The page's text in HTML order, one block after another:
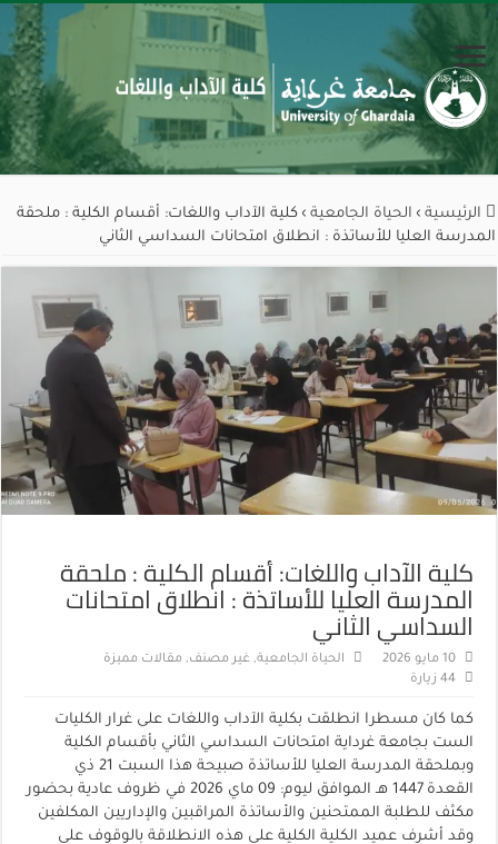
الرئيسية › الحياة الجامعية › كلية الآداب واللغات: أقسام الكلية : ملحقة
المدرسة العليا للأساتذة : انطلاق امتحانات السداسي الثاني
كلية الآداب واللغات: أقسام الكلية : ملحقة
المدرسة العليا للأساتذة : انطلاق امتحانات
السداسي الثاني
10 مايو 2026 الحياة الجامعية,غير مصنف, مقالات مميزة
44 زيارة
كما كان مسطرا انطلقت بكلية الآداب واللغات على غرار الكليات
الست بجامعة غرداية امتحانات السداسي الثاني بأقسام الكلية
وبملحقة المدرسة العليا للأساتذة صبيحة هذا السبت 21 ذي
القعدة 1447 هـ الموافق ليوم: 09 ماي 2026 في ظروف عادية بحضور
مكثف للطلبة الممتحنين والأساتذة المراقبين والإداريين المكلفين
وقد أشرف عميد الكلية الكلية على هذه الانطلاقة بالوقوف على